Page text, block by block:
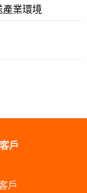
業環境
戶
戶